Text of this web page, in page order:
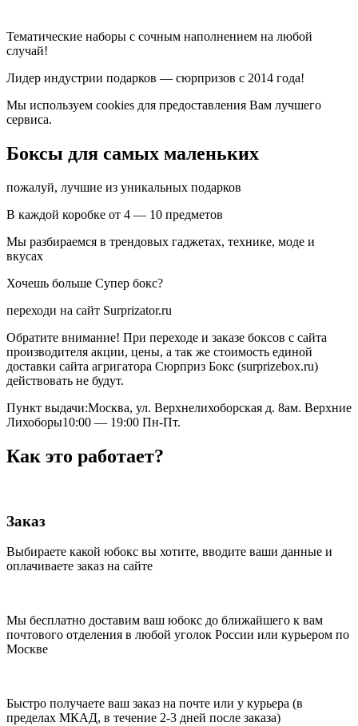
Тематические наборы с сочным наполнением на любой
случай!
Лидер индустрии подарков — сюрпризов с 2014 года!
Мы используем cookies для предоставления Вам лучшего
сервиса.
Боксы для самых маленьких
пожалуй, лучшие из уникальных подарков
В каждой коробке от 4 — 10 предметов
Мы разбираемся в трендовых гаджетах, технике, моде и
вкусах
Хочешь больше Супер бокс?
переходи на сайт Surprizator.ru
Обратите внимание! При переходе и заказе боксов с сайта
производителя акции, цены, а так же стоимость единой
доставки сайта агригатора Сюрприз Бокс (surprizebox.ru)
действовать не будут.
Пункт выдачи:Москва, ул. Верхнелихоборская д. 8ам. Верхние
Лихоборы10:00 — 19:00 Пн-Пт.
Как это работает?
Заказ
Bыбираете какой юбокс вы хотите, вводите ваши данные и
оплачиваете заказ на сайте
Мы бесплатно доставим ваш юбокс до ближайшего к вам
почтового отделения в любой уголок России или курьером по
Москве
Быстро получаете ваш заказ на почте или у курьера (в
пределах МКАД, в течение 2-3 дней после заказа)